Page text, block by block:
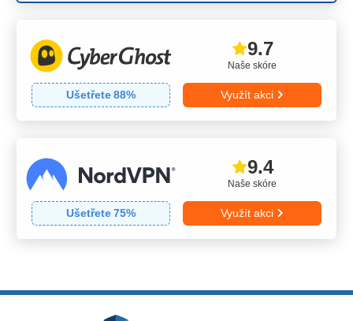
Naše skóre
9.7
Ušetřete88% Využít akci
Naše skóre
9.4
Ušetřete75% Využít akci